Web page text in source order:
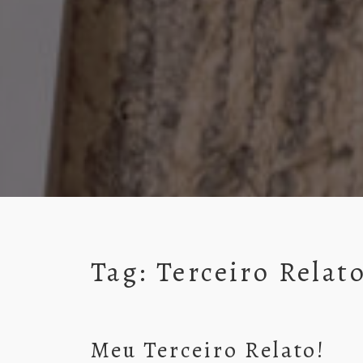
Tag: Terceiro
Meu Terceiro Relato!